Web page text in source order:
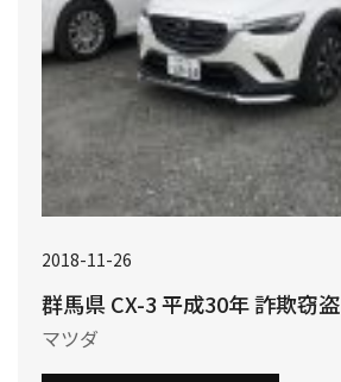
2018-11-26
群馬県 CX-3 平成30年 詐欺窃盗
マツダ